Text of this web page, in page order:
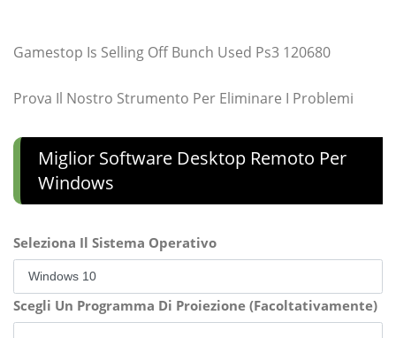
Gamestop Is Selling Off Bunch Used Ps3 120680
Prova Il Nostro Strumento Per Eliminare I Problemi
Miglior Software Desktop Remoto Per
Windows
Seleziona Il Sistema Operativo
Scegli Un Programma Di Proiezione (Facoltativamente)